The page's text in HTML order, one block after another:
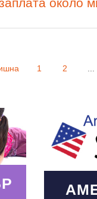
около
1 2 ...
Read